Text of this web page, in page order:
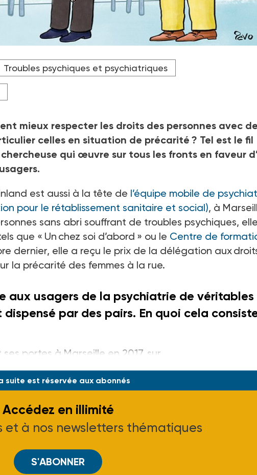
publique- Hôpitaux de Marseille) et chercheuse en santé publique
Troubles psychiques et psychiatriques
mieux respecter les droits des personnes avec
celles en situation de précarité ? Tel est le fil
qui œuvre sur tous les fronts en faveur
est aussi à la tête de l’équipe mobile de
pour le rétablissement sanitaire et social), à
sans abri souffrant de troubles psychiques,
que « Un chez soi d’abord » ou le Centre de
dernier, elle a reçu le prix de la délégation aux
la précarité des femmes à la rue.
aux usagers de la psychiatrie de véritables
par des pairs. En quoi cela
portes à Marseille en 2017, sur
suite est réservée aux abonnés
Accédez en illimité
et à nos newsletters thématiques
S'ABONNER